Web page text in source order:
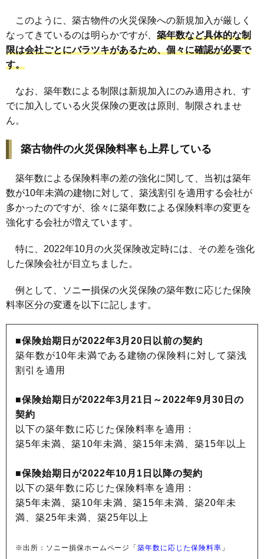
このように、築古物件の火災保険への新規加入が厳しく
なってきているのは明らかですが、 築年数など具体的な制
限は会社ごとにバラツキがあるため、個々に確認が必要で
す。
なお、築年数による制限は新規加入にのみ適用され、す
でに加入している火災保険の更改は原則、制限されませ
ん。
築古物件の火災保険料率も上昇している
築年数による保険料率の差の強化に関して、当初は築年
数が10年未満の建物に対して、築浅割引を適用する会社が
多かったのですが、徐々に築年数による保険料率の変更を
強化する会社が増えています。
特に、2022年10月の火災保険改定時には、その差を強化
した保険会社が目立ちました。
例として、ソニー損保の火災保険の築年数に応じた保険
料率区分の変遷を以下に記します。
■保険始期日が2022年3月20日以前の契約
築年数が10年未満である建物の保険料に対して築浅
割引を適用
■保険始期日が2022年3月21日～2022年9月30日の
契約
以下の築年数に応じた保険料率を適用：
築5年未満、築10年未満、築15年未満、築15年以上
■保険始期日が2022年10月1日以降の契約
以下の築年数に応じた保険料率を適用：
築5年未満、築10年未満、築15年未満、築20年未
満、築25年未満、築25年以上
※出所：ソニー損保ホームページ「築年数に応じた保険料率 」